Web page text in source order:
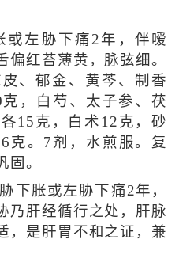
左胁下痛2年，伴嗳
红苔薄黄，脉弦细。
、郁金、黄芩、制香
，白芍、太子参、茯
15克，白术12克，砂
克。7剂，水煎服。复
固。
下胀或左胁下痛2年，
乃肝经循行之处，肝脉
，是肝胃不和之证，兼